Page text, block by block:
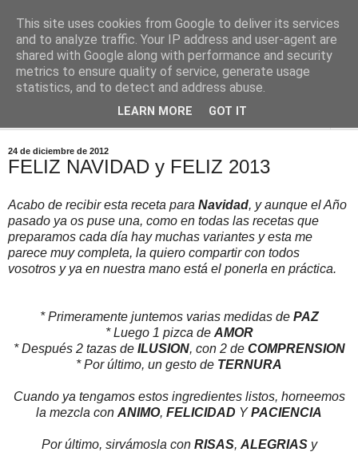
Comoju
La Cocina del Día a Día y el día a día de la Gastronomía
24 de diciembre de 2012
FELIZ NAVIDAD y FELIZ 2013
Acabo de recibir esta receta para Navidad, y aunque el Año
pasado ya os puse una, como en todas las recetas que
preparamos cada día hay muchas variantes y esta me
parece muy completa, la quiero compartir con todos
vosotros y ya en nuestra mano está el ponerla en práctica.
* Primeramente juntemos varias medidas de PAZ
* Luego 1 pizca de AMOR
* Después 2 tazas de ILUSION, con 2 de COMPRENSION
* Por último, un gesto de TERNURA
Cuando ya tengamos estos ingredientes listos, horneemos
la mezcla con ANIMO, FELICIDAD YPACIENCIA
Por último, sirvámosla con RISAS, ALEGRIASy
This site uses cookies from Google to deliver its services
and to analyze traffic. Your IP address and user-agent are
shared with Google along with performance and security
metrics to ensure quality of service, generate usage
statistics, and to detect and address abuse.
LEARN MORE GOT IT